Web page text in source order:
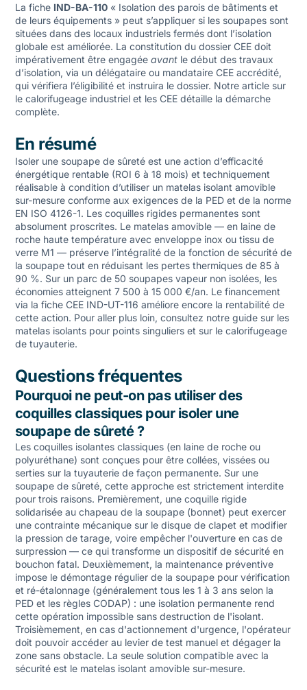
La fiche IND-BA-110« Isolation des parois de bâtiments et
de leurs équipements » peut s’appliquer si les soupapes sont
situées dans des locaux industriels fermés dont l’isolation
globale est améliorée. La constitution du dossier CEE doit
impérativement être engagée avantle début des travaux
d’isolation, via un délégataire ou mandataire CEE accrédité,
qui vérifiera l’éligibilité et instruira le dossier. Notre article sur
le calorifugeage industriel et les CEEdétaille la démarche
complète.
En résumé
Isoler une soupape de sûreté est une action d’efficacité
énergétique rentable (ROI 6 à 18 mois) et techniquement
réalisable à condition d’utiliser un matelas isolant amovible
sur-mesure conforme aux exigences de la PED et de la norme
EN ISO 4126-1. Les coquilles rigides permanentes sont
absolument proscrites. Le matelas amovible — en laine de
roche haute température avec enveloppe inox ou tissu de
verre M1 — préserve l’intégralité de la fonction de sécurité de
la soupape tout en réduisant les pertes thermiques de 85 à
90 %. Sur un parc de 50 soupapes vapeur non isolées, les
économies atteignent 7 500 à 15 000 €/an. Le financement
via la fiche CEE IND-UT-116 améliore encore la rentabilité de
cette action. Pour aller plus loin, consultez notre guide sur les
matelas isolants pour points singulierset sur le calorifugeage
de tuyauterie.
Questions fréquentes
Pourquoi ne peut-on pas utiliser des
coquilles classiques pour isoler une
soupape de sûreté ?
Les coquilles isolantes classiques (en laine de roche ou
polyuréthane) sont conçues pour être collées, vissées ou
serties sur la tuyauterie de façon permanente. Sur une
soupape de sûreté, cette approche est strictement interdite
pour trois raisons. Premièrement, une coquille rigide
solidarisée au chapeau de la soupape (bonnet) peut exercer
une contrainte mécanique sur le disque de clapet et modifier
la pression de tarage, voire empêcher l'ouverture en cas de
surpression — ce qui transforme un dispositif de sécurité en
bouchon fatal. Deuxièmement, la maintenance préventive
impose le démontage régulier de la soupape pour vérification
et ré-étalonnage (généralement tous les 1 à 3 ans selon la
PED et les règles CODAP) : une isolation permanente rend
cette opération impossible sans destruction de l'isolant.
Troisièmement, en cas d'actionnement d'urgence, l'opérateur
doit pouvoir accéder au levier de test manuel et dégager la
zone sans obstacle. La seule solution compatible avec la
sécurité est le matelas isolant amovible sur-mesure.